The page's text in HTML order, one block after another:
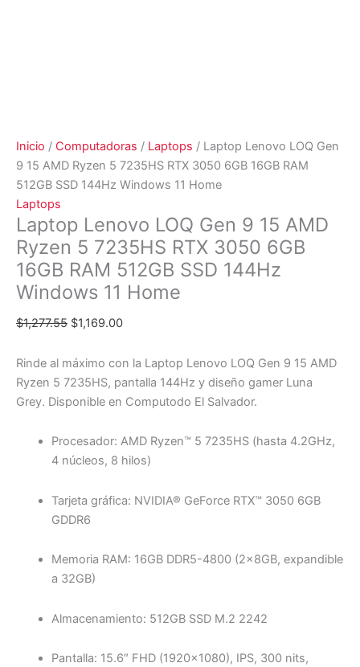
Inicio / Computadoras / Laptops / Laptop Lenovo LOQ Gen
9 15 AMD Ryzen 5 7235HS RTX 3050 6GB 16GB RAM
512GB SSD 144Hz Windows 11 Home
Laptops
Laptop Lenovo LOQ Gen 9 15 AMD
Ryzen 5 7235HS RTX 3050 6GB
16GB RAM 512GB SSD 144Hz
Windows 11 Home
$1,277.55 $1,169.00
Rinde al máximo con la Laptop Lenovo LOQ Gen 9 15 AMD
Ryzen 5 7235HS, pantalla 144Hz y diseño gamer Luna
Grey. Disponible en Computodo El Salvador.
Procesador: AMD Ryzen™ 5 7235HS (hasta 4.2GHz,
4 núcleos, 8 hilos)
Tarjeta gráfica: NVIDIA® GeForce RTX™ 3050 6GB
GDDR6
Memoria RAM: 16GB DDR5-4800 (2x8GB, expandible
a 32GB)
Almacenamiento: 512GB SSD M.2 2242
Pantalla: 15.6″ FHD (1920×1080), IPS, 300 nits,